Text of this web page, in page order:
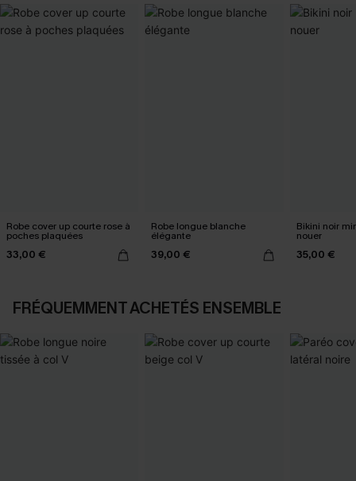
Robe cover up courte rose à
poches plaquées
33,00 €
Robe longue blanche
élégante
39,00 €
Bikini noir
nouer
35,00 €
FRÉQUEMMENT ACHETÉS ENSEMBLE